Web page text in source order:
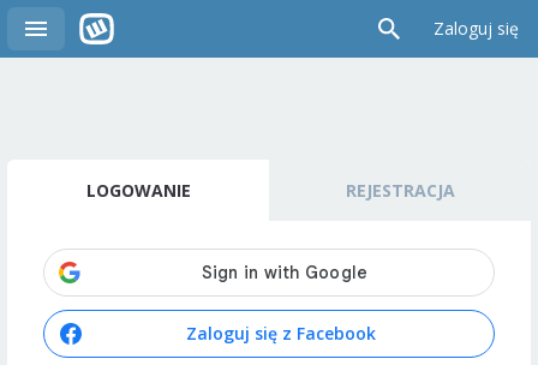
Zaloguj się
LOGOWANIE REJESTRACJA
Zaloguj się z Facebook